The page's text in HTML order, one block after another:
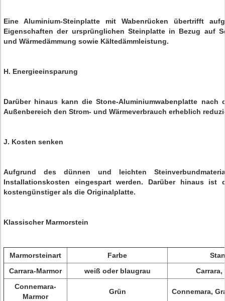
Eine Aluminium-Steinplatte mit Wabenrücken übertrifft
Eigenschaften der ursprünglichen Steinplatte in Bezug auf
und Wärmedämmung sowie Kältedämmleistung.
H. Energieeinsparung
Darüber hinaus kann die Stone-Aluminiumwabenplatte
Außenbereich den Strom- und Wärmeverbrauch erheblich
J. Kosten senken
Aufgrund des dünnen und leichten
Installationskosten eingespart werden. Darüber hinaus ist
kostengünstiger als die Originalplatte.
Klassischer Marmorstein
Marmorsteinart Farbe
Carrara-Marmor
weiß oder blaugrau
Carrara,
Connemara-
Marmor
Grün Connemara,